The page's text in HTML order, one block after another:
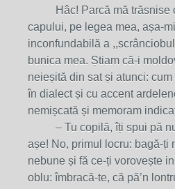
Hâc! Parcă mă trăsnise
capului, pe legea mea, așa-
inconfundabilă a
bunica mea. Știam că-i
neieșită din sat și atunci:
în dialect și cu accent
nemișcată și memoram
– Tu copilă, îți spui pă
așe! No, primul locru: bagă-ți
nebune și fă ce-ți vorovește
oblu: îmbracă-te, că pă’n